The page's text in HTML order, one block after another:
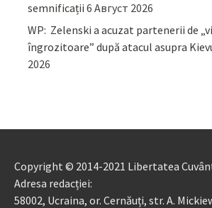
semnificații 6 Август 2026
WP: Zelenski a acuzat partenerii de
îngrozitoare” după atacul asupra
2026
Copyright © 2014-2021 Libertatea
Adresa redacției:
58002, Ucraina, or. Cernăuți, str. A.